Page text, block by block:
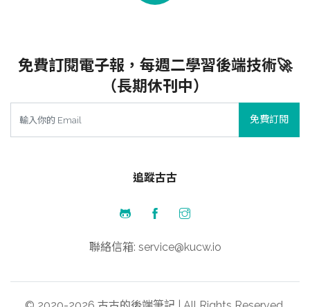
免費訂閱電子報，每週二學習後端技術🚀
（長期休刊中）
免費訂閱
追蹤古古
聯絡信箱: service@kucw.io